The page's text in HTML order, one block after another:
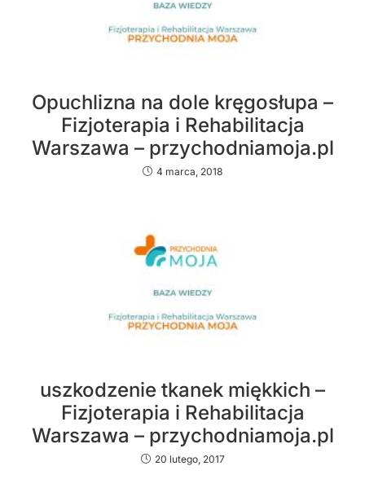
Opuchlizna na dole kręgosłupa –
Fizjoterapia i Rehabilitacja
Warszawa – przychodniamoja.pl
4 marca, 2018
uszkodzenie tkanek miękkich –
Fizjoterapia i Rehabilitacja
Warszawa – przychodniamoja.pl
20 lutego, 2017